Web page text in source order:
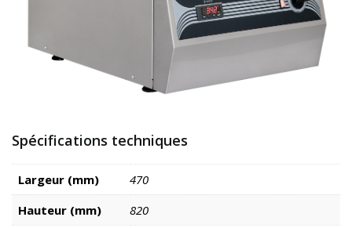
Spécifications techniques
Largeur (mm)
470
Hauteur (mm)
820